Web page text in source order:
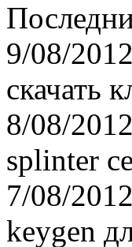
9/08/2012
скачать
8/08/2012
splinter
7/08/2012
keygen